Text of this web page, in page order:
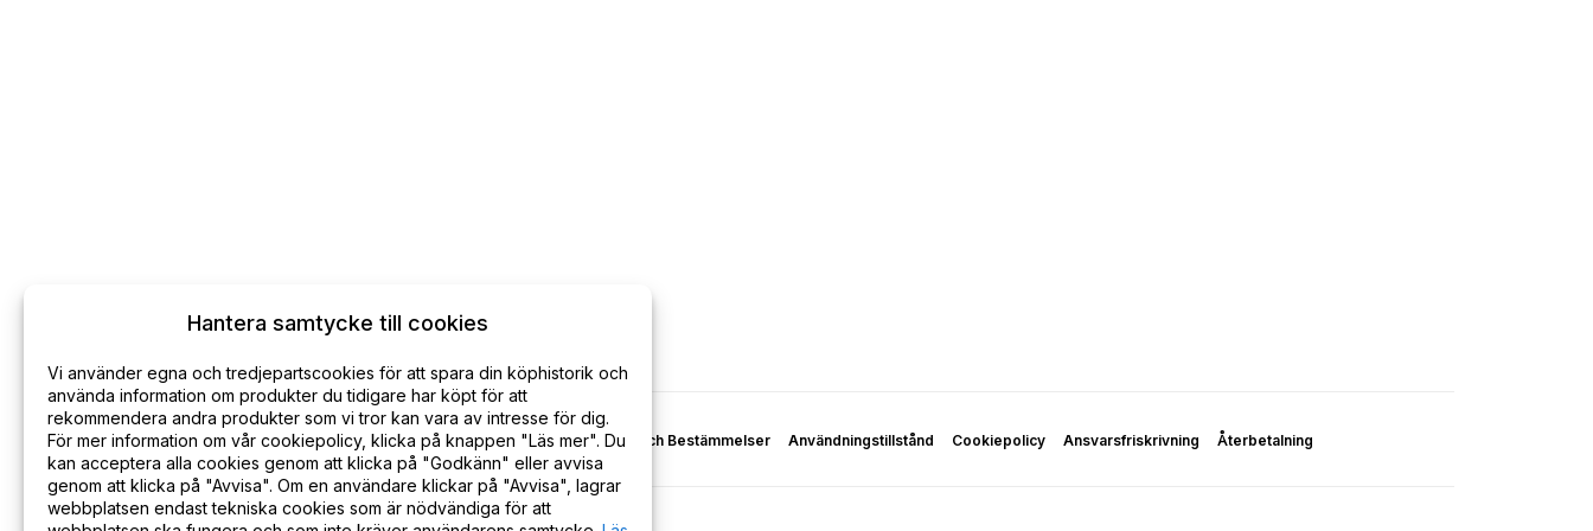
Kontakta oss Leverans Integritetspolicy Villkor och Bestämmelser Användningstillstånd Cookiepolicy Ansvarsfriskrivning Återbetalning
Hantera samtycke till cookies
Vi använder egna och tredjepartscookies för att spara din köphistorik och
använda information om produkter du tidigare har köpt för att
rekommendera andra produkter som vi tror kan vara av intresse för dig.
För mer information om vår cookiepolicy, klicka på knappen "Läs mer". Du
kan acceptera alla cookies genom att klicka på "Godkänn" eller avvisa
genom att klicka på "Avvisa". Om en användare klickar på "Avvisa", lagrar
webbplatsen endast tekniska cookies som är nödvändiga för att